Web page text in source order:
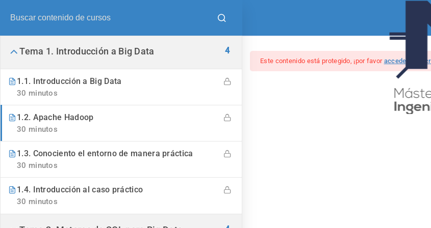
Inicio Información Oficial (US) Asignaturas TFM Calendario
Tema 1. Introducción a Big Data 4
1.1. Introducción a Big Data
30 minutos
1.2. Apache Hadoop
30 minutos
1.3. Conociento el entorno de manera práctica
30 minutos
1.4. Introducción al caso práctico
30 minutos
Este contenido está protegido, ¡por favor acceder